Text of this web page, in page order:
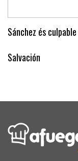
Sánchez és culpable
Salvación